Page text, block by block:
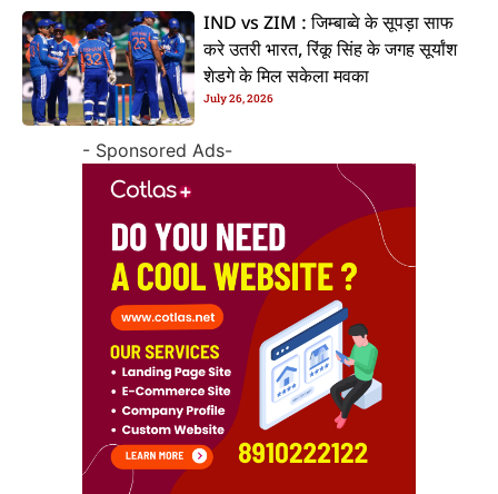
IND vs ZIM : जिम्बाब्वे के सूपड़ा साफ
करे उतरी भारत, रिंकू सिंह के जगह सूर्यांश
शेडगे के मिल सकेला मवका
July 26, 2026
- Sponsored Ads-